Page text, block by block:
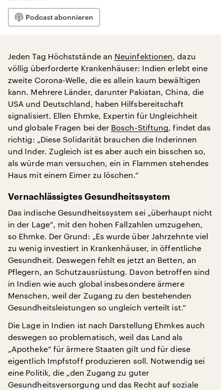
Podcast abonnieren
Jeden Tag Höchststände an Neuinfektionen, dazu
völlig überforderte Krankenhäuser: Indien erlebt eine
zweite Corona-Welle, die es allein kaum bewältigen
kann. Mehrere Länder, darunter Pakistan, China, die
USA und Deutschland, haben Hilfsbereitschaft
signalisiert. Ellen Ehmke, Expertin für Ungleichheit
und globale Fragen bei der Bosch-Stiftung, findet das
richtig: „Diese Solidarität brauchen die Inderinnen
und Inder. Zugleich ist es aber auch ein bisschen so,
als würde man versuchen, ein in Flammen stehendes
Haus mit einem Eimer zu löschen.“
Vernachlässigtes Gesundheitssystem
Das indische Gesundheitssystem sei „überhaupt nicht
in der Lage“, mit den hohen Fallzahlen umzugehen,
so Ehmke. Der Grund: „Es wurde über Jahrzehnte viel
zu wenig investiert in Krankenhäuser, in öffentliche
Gesundheit. Deswegen fehlt es jetzt an Betten, an
Pflegern, an Schutzausrüstung. Davon betroffen sind
in Indien wie auch global insbesondere ärmere
Menschen, weil der Zugang zu den bestehenden
Gesundheitsleistungen so ungleich verteilt ist.“
Die Lage in Indien ist nach Darstellung Ehmkes auch
deswegen so problematisch, weil das Land als
„Apotheke“ für ärmere Staaten gilt und für diese
eigentlich Impfstoff produzieren soll. Notwendig sei
eine Politik, die „den Zugang zu guter
Gesundheitsversorgung und das Recht auf soziale